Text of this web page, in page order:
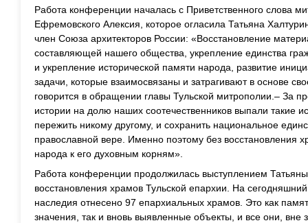
Работа конференции началась с Приветственного слова
Ефремовского Алексия, которое огласила Татьяна
член Союза архитекторов России: «Восстановление
составляющей нашего общества, укрепление единства
и укрепление исторической памяти народа, развитие
задачи, которые взаимосвязаны и затрагивают в основе
говорится в обращении главы Тульской митрополии.– За
истории на долю наших соотечественников выпали такие
пережить никому другому, и сохранить национальное
православной вере. Именно поэтому без восстановления
народа к его духовным корням».
Работа конференции продолжилась выступлением
восстановления храмов Тульской епархии. На
наследия отнесено 97 епархиальных храмов. Это как
значения, так и вновь выявленные объекты, и все они, вне